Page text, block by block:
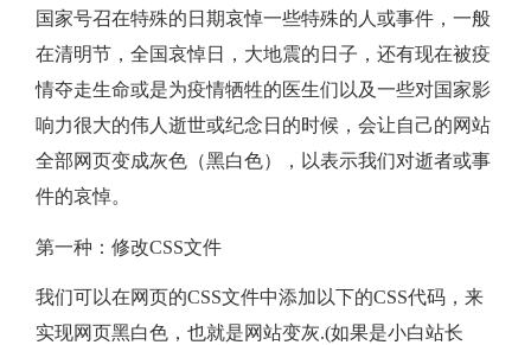
设
一
灰
色
国家号召在特殊的日期哀悼一些特殊的人或事件，一般
在清明节，全国哀悼日，大地震的日子，还有现在被疫
情夺走生命或是为疫情牺牲的医生们以及一些对国家影
响力很大的伟人逝世或纪念日的时候，会让自己的网站
全部网页变成灰色（黑白色），以表示我们对逝者或事
件的哀悼。
第一种：修改CSS文件
我们可以在网页的CSS文件中添加以下的CSS代码，来
实现网页黑白色，也就是网站变灰.(如果是小白站长